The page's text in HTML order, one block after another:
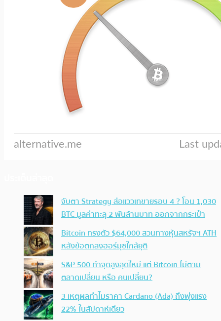
จับตา Strategy ส่อแววเทขายรอบ 4 ? โอน 1,030
BTC มูลค่าทะลุ 2 พันล้านบาท ออกจากกระเป๋า
Bitcoin ทรงตัว $64,000 สวนทางหุ้นสหรัฐฯ ATH
หลังข้อตกลงฮอร์มุซใกล้ยุติ
S&P 500 ทำจุดสูงสุดใหม่ แต่ Bitcoin ไม่ตาม
ตลาดเปลี่ยน หรือ คนเปลี่ยน?
3 เหตุผลทำไมราคา Cardano (Ada) ถึงพุ่งแรง
22% ในสัปดาห์เดียว